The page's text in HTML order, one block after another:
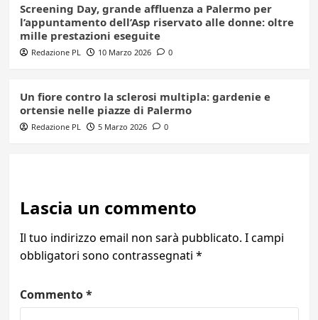
Screening Day, grande affluenza a Palermo per
l’appuntamento dell’Asp riservato alle donne: oltre
mille prestazioni eseguite
Redazione PL 10 Marzo 2026 0
Un fiore contro la sclerosi multipla: gardenie e
ortensie nelle piazze di Palermo
Redazione PL 5 Marzo 2026 0
Lascia un commento
Il tuo indirizzo email non sarà pubblicato. I campi
obbligatori sono contrassegnati *
Commento*